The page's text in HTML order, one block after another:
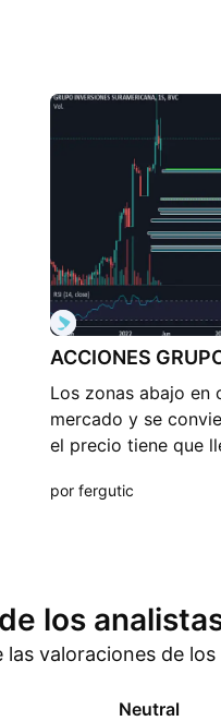
ACCIONES
Los zonas abajo en
mercado y se
el precio tiene que
Se estima desde el
por fergutic
los
las valoraciones de los
Neutral